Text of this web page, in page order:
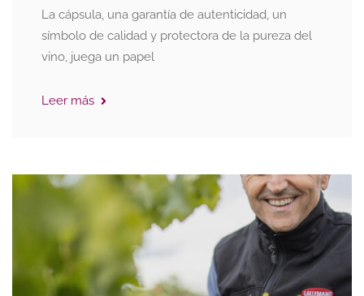
La cápsula, una garantía de autenticidad, un
símbolo de calidad y protectora de la pureza del
vino, juega un papel
Leer más